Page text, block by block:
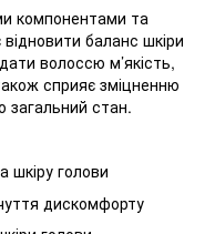
компонентами та
баланс шкіри
волоссю м’якість,
сприяє зміцненню
загальний стан.
шкіру голови
дискомфорту